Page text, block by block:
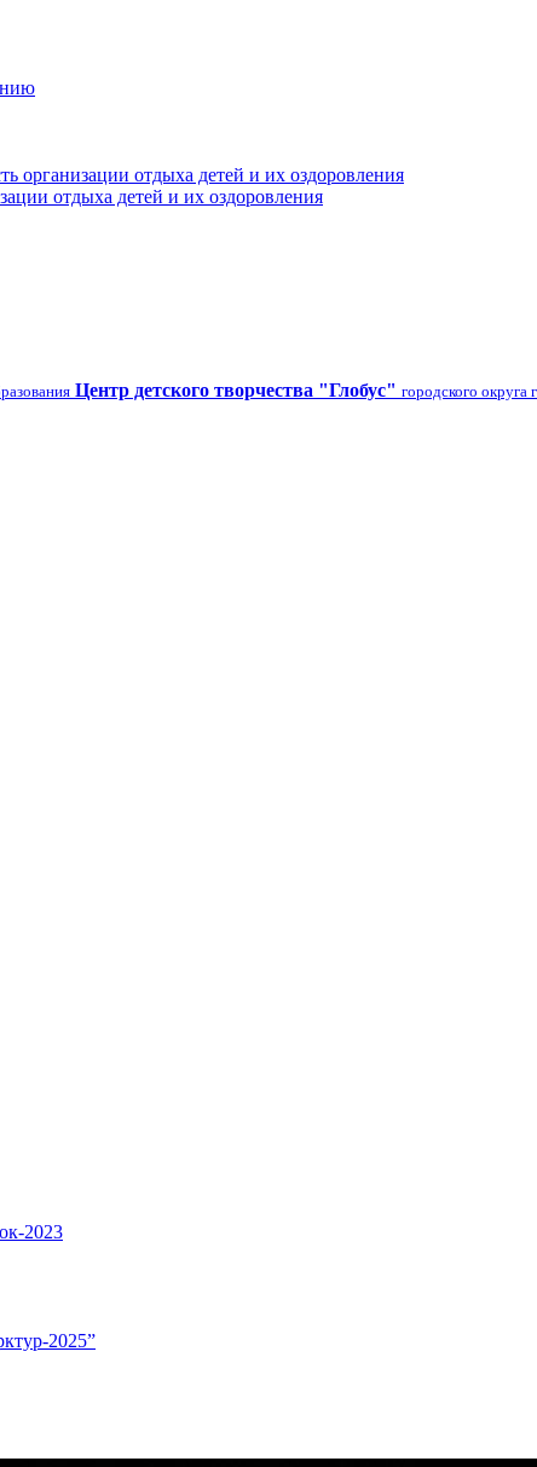
организации отдыха детей и их оздоровления
отдыха детей и их оздоровления
Центр детского творчества "Глобус" городского
2023
2025”